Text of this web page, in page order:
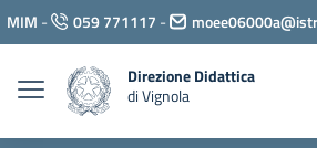
Vai ai contenuti
Vai al menu di navigazione
Vai al footer
MIM - 059 771117 -
Direzione Didattica
di Vignola